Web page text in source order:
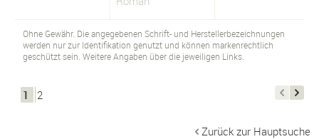
Ohne Gewähr. Die angegebenen Schrift- und Herstellerbezeichnungen
werden nur zur Identifikation genutzt und können markenrechtlich
geschützt sein. Weitere Angaben über die jeweiligen Links.
1 2
Zurück zur Hauptsuche